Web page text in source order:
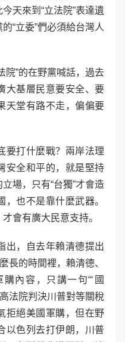
天來到“立法院”表達遺
“立委”們必須給台灣人
院”的在野黨喊話，過去
大基層民意要安全、要
天堂有路不走，偏偏要
要打什麼戰？兩岸法理
安全和平的，就是堅持
場，只有“台獨”才會造
也不是靠什麼武器。
會有廣大民意支持。
出，自去年賴清德提出
長的時間裡，賴清德、
內容，只講一句“‘國
法院判決川普對等關稅
拒絕美國軍購，但在野
以色列去打伊朗，川普